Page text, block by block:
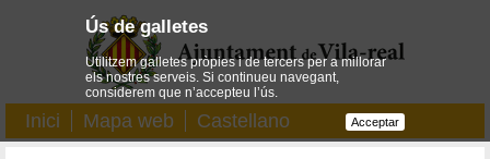
Inici Mapa web Castellano
Ús de galletes
Utilitzem galletes pròpies i de tercers per a millorar
els nostres serveis. Si continueu navegant,
considerem que n’accepteu l’ús.
Acceptar